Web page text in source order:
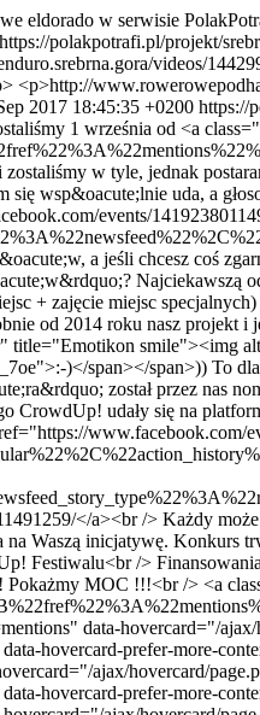
eldorado w serwisie
https://polakpotrafi.pl/projekt/
videos/
2017 18:45:35 +0200 https://
1 września od <a
w tyle, jednak
wsp&oacute;lnie uda, a
events/
a jeśli chcesz coś
+ zajęcie miejsc
od 2014 roku nasz projekt
title="Emotikon smile"><img
)</span></span>)) To
został przez nas
udały się na
www.facebook.com/
</a><br /> Każdy
Waszą inicjatywę.
Festiwalu<br />
MOC !!!<br /> <a
data-hovercard="/ajax/
hovercard-prefer-more-
ajax/hovercard/
hovercard-prefer-more-